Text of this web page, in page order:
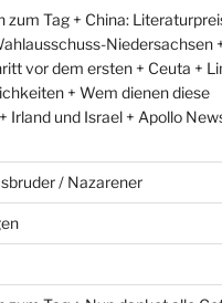
zum Tag + China:
Niedersachsen
vor dem ersten + Ceuta +
+ Wem dienen diese
Irland und Israel + Apollo
/ Nazarener